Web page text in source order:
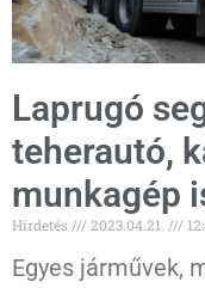
Laprugó
teherautó,
munkagép
Hirdetés 2023.04.21.
Egyes járművek,